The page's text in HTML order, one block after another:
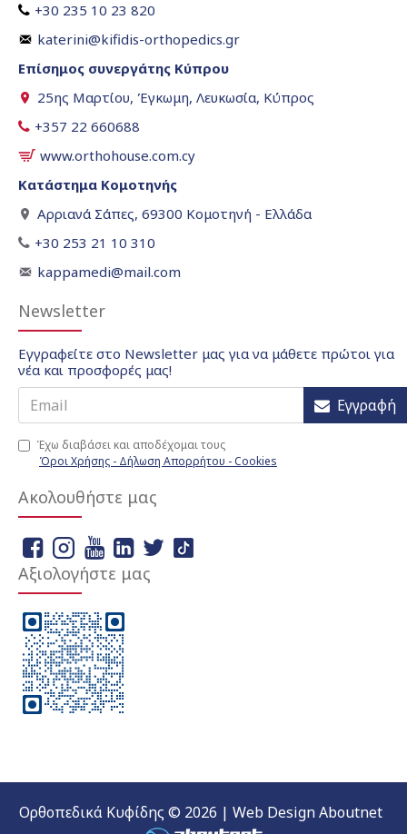
+30 235 10 23 820
katerini@kifidis-orthopedics.gr
Επίσημος συνεργάτης Κύπρου
25ης Μαρτίου, Έγκωμη, Λευκωσία, Κύπρος
+357 22 660688
www.orthohouse.com.cy
Κατάστημα Κομοτηνής
Αρριανά Σάπες, 69300 Κομοτηνή - Ελλάδα
+30 253 21 10 310
kappamedi@mail.com
Newsletter
Εγγραφείτε στο Newsletter μας για να μάθετε πρώτοι για
νέα και προσφορές μας!
Εγγραφή
Έχω διαβάσει και αποδέχομαι τους
Όροι Χρήσης - Δήλωση Απορρήτου - Cookies
Ακολουθήστε μας
Αξιολογήστε μας
Ορθοπεδικά Κυφίδης © 2026 | Web Design Aboutnet